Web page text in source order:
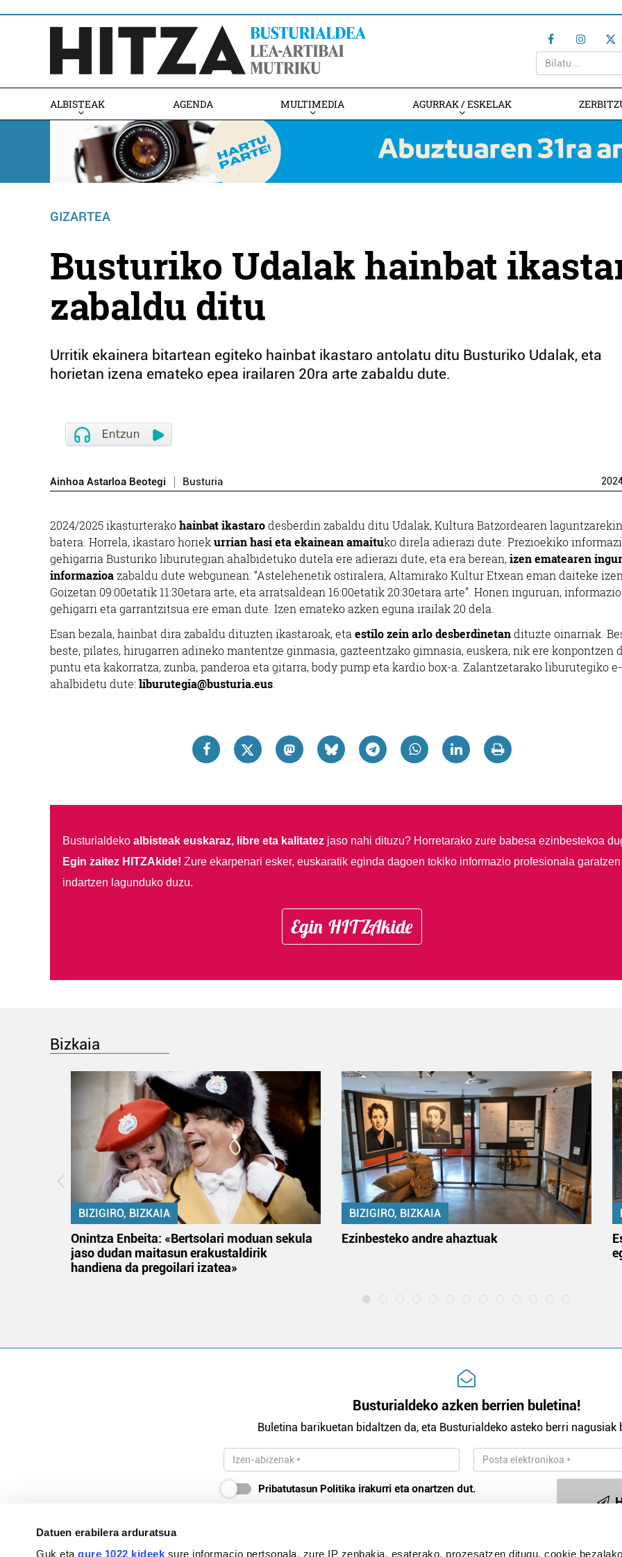
Datuen erabilera arduratsua
Guk etagure 1022 kideek sure informacio pertsonala, zure IP zenbakia, esaterako, prozesatzen ditugu, cookie
ALBISTEAK AGENDA MULTIMEDIA AGURRAK / ESKELAK
GIZARTEA
Busturiko Udalak hainbat
zabaldu ditu
Urritik ekainera bitartean egiteko hainbat ikastaro antolatu ditu Busturiko Udalak, eta
horietan izena emateko epea irailaren 20ra arte zabaldu dute.
Ainhoa Astarloa Beotegi Busturia
2024/2025 ikasturterakohainbat ikastarodesberdin zabaldu ditu Udalak, Kultura Batzordearen laguntzarekin
batera. Horrela, ikastaro horiekurrian hasi eta ekainean amaituko direla adierazi dute. Prezioekiko
gehigarria Busturiko liburutegian ahalbidetuko dutela ere adierazi dute, eta era berean,izen ematearen
informazioa zabaldu dute webgunean: “Astelehenetik ostiralera, Altamirako Kultur Etxean eman daiteke
Goizetan 09:00etatik 11:30etara arte, eta arratsaldean 16:00etatik 20:30etara arte”. Honen inguruan, informazio
gehigarri eta garrantzitsua ere eman dute. Izen emateko azken eguna irailak 20 dela.
Esan bezala, hainbat dira zabaldu dituzten ikastaroak, eta estilo zein arlo desberdinetandituzte oinarriak.
beste, pilates, hirugarren adineko mantentze ginmasia, gazteentzako gimnasia, euskera, nik ere konpontzen
puntu eta kakorratza, zunba, panderoa eta gitarra, body pump eta kardio box-a. Zalantzetarako liburutegiko
ahalbidetu dute: liburutegia@busturia.eus
Busturialdeko albisteak euskaraz, libre eta kalitatezjaso nahi dituzu? Horretarako zure babesa ezinbestekoa
Egin zaitez HITZAkide! Zure ekarpenari esker, euskaratik eginda dagoen tokiko informazio profesionala garatzen
indartzen lagunduko duzu.
Egin HITZAkide
Bizkaia
BIZIGIRO, BIZKAIA
Onintza Enbeita: «Bertsolari moduan sekula
jaso dudan maitasun erakustaldirik
handiena da pregoilari izatea»
BIZIGIRO, BIZKAIA
Ezinbesteko andre ahaztuak
Busturialdeko azken berrien buletina!
Buletina barikuetan bidaltzen da, eta Busturialdeko asteko berri nagusiak
Pribatutasun Politika irakurri eta onartzen dut.